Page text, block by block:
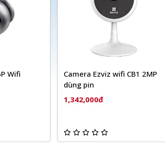
Wifi
Camera Ezviz wifi CB1 2MP
dùng pin
1,342,000đ